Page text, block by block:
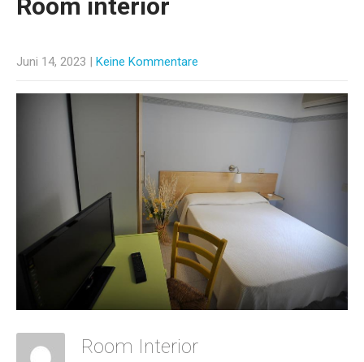
Room interior
Juni 14, 2023 | Keine Kommentare
Room Interior